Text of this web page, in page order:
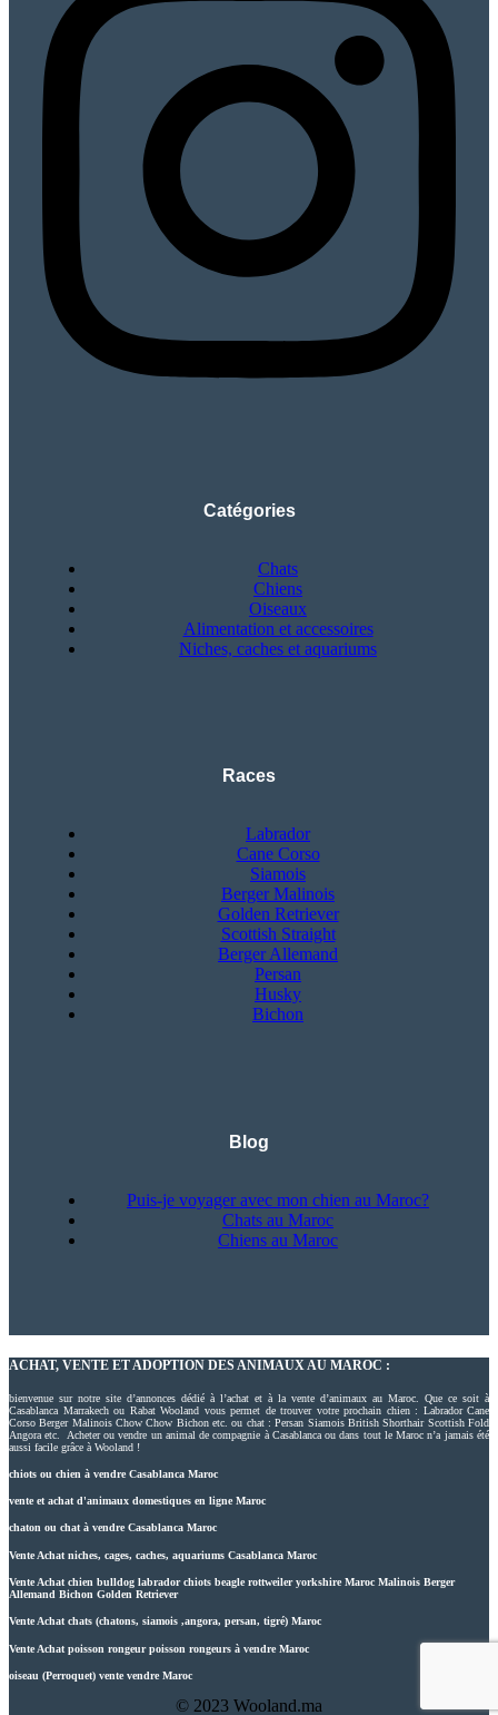
Catégories
Chats
Chiens
Oiseaux
Alimentation et accessoires
Niches, caches et aquariums
Races
Labrador
Cane Corso
Siamois
Berger Malinois
Golden Retriever
Scottish Straight
Berger Allemand
Persan
Husky
Bichon
Blog
Puis-je voyager avec mon chien au Maroc?
Chats au Maroc
Chiens au Maroc
ACHAT, VENTE ET ADOPTION DES ANIMAUX AU MAROC :
bienvenue sur notre site d’annonces dédié à l’achat et à la vente d’animaux au Maroc. Que ce soit à
Casablanca Marrakech ou Rabat Wooland vous permet de trouver votre prochain chien : Labrador Cane
Corso Berger Malinois Chow Chow Bichon etc. ou chat : Persan Siamois British Shorthair Scottish Fold
Angora etc. Acheter ou vendre un animal de compagnie à Casablanca ou dans tout le Maroc n’a jamais été
aussi facile grâce à Wooland !
chiots ou chien à vendre Casablanca Maroc
vente et achat d'animaux domestiques en ligne Maroc
chaton ou chat à vendre Casablanca Maroc
Vente Achat niches, cages, caches, aquariums Casablanca Maroc
Vente Achat chien bulldog labrador chiots beagle rottweiler yorkshire Maroc Malinois Berger
Allemand Bichon Golden Retriever
Vente Achat chats (chatons, siamois ,angora, persan, tigré) Maroc
Vente Achat poisson rongeur poisson rongeurs à vendre Maroc
oiseau (Perroquet) vente vendre Maroc
© 2023 Wooland.ma